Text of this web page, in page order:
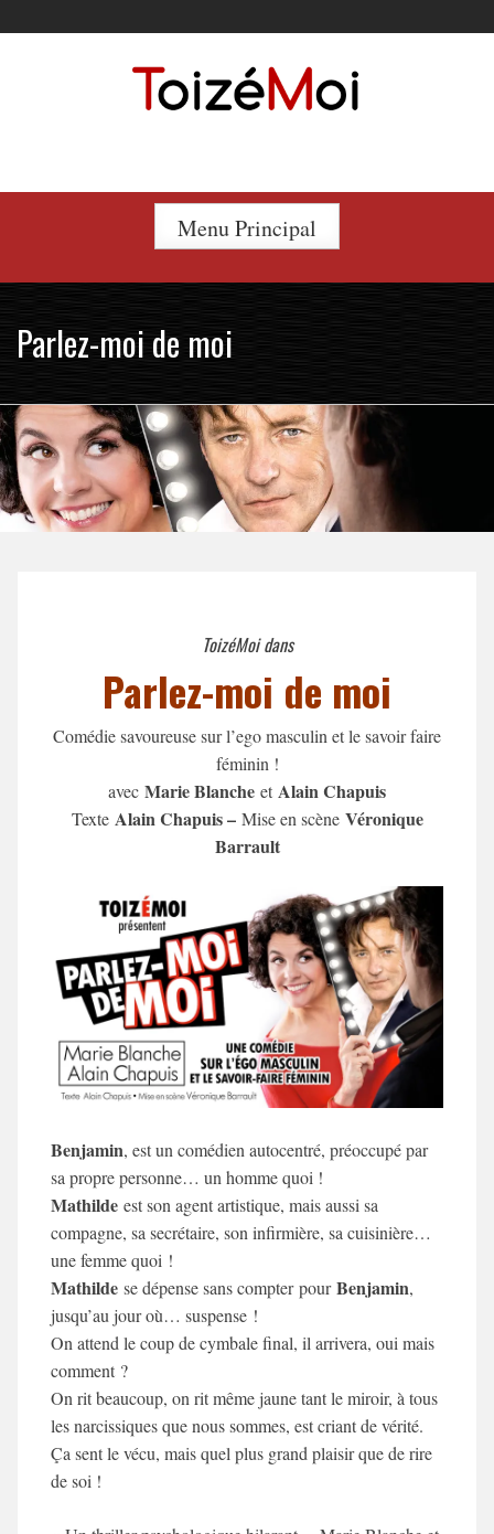
to
Menu Principal
Parlez-moi de moi
ToizéMoi dans
Parlez-moi de moi
Comédie savoureuse sur l’ego masculin et le savoir faire
féminin !
avec Marie Blanche et Alain Chapuis
Texte Alain Chapuis –Mise en scène Véronique
Barrault
Benjamin, est un comédien autocentré, préoccupé par
sa propre personne… un homme quoi !
Mathilde est son agent artistique, mais aussi sa
compagne, sa secrétaire, son infirmière, sa cuisinière…
une femme quoi !
Mathilde se dépense sans compterpour Benjamin,
jusqu’au jour où… suspense !
On attend le coup de cymbale final, il arrivera, oui mais
comment ?
On rit beaucoup, on rit même jaune tant le miroir, à tous
les narcissiques que nous sommes, est criant de vérité.
Ça sent le vécu, mais quel plus grand plaisir que de rire
de soi !